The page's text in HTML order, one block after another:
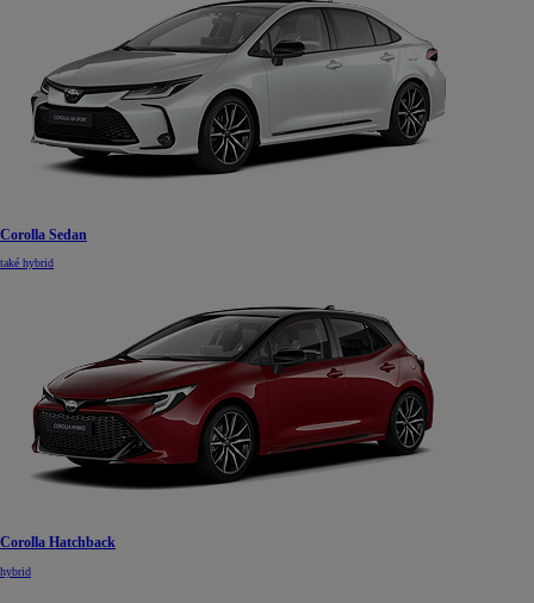
Corolla Sedan
také hybrid
Corolla Hatchback
hybrid